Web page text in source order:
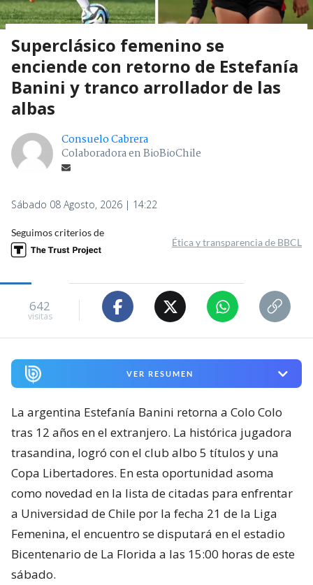
Superclásico femenino se
enciende con retorno de Estefanía
Banini y tranco arrollador de las
albas
Consuelo Cabrera
Colaboradora en BioBioChile
Sábado 08 Agosto, 2026 | 14:22
Seguimos criterios de
Ética y transparencia de BBCL
642
visitas
VER RESUMEN
La argentina Estefanía Banini retorna a Colo Colo
tras 12 años en el extranjero. La histórica jugadora
trasandina, logró con el club albo 5 títulos y una
Copa Libertadores. En esta oportunidad asoma
como novedad en la lista de citadas para enfrentar
a Universidad de Chile por la fecha 21 de la Liga
Femenina, el encuentro se disputará en el estadio
Bicentenario de La Florida a las 15:00 horas de este
sábado.